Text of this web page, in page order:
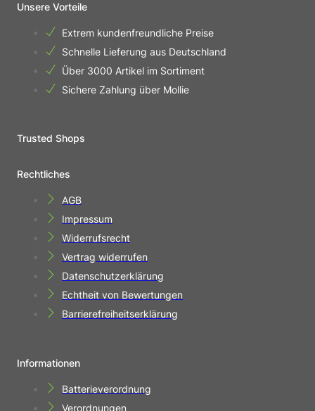
Unsere Vorteile
Extrem kundenfreundliche Preise
Schnelle Lieferung aus Deutschland
Über 3000 Artikel im Sortiment
Sichere Zahlung über Mollie
Trusted Shops
Rechtliches
AGB
Impressum
Widerrufsrecht
Vertrag widerrufen
Datenschutzerklärung
Echtheit von Bewertungen
Barrierefreiheitserklärung
Informationen
Batterieverordnung
Verordnungen